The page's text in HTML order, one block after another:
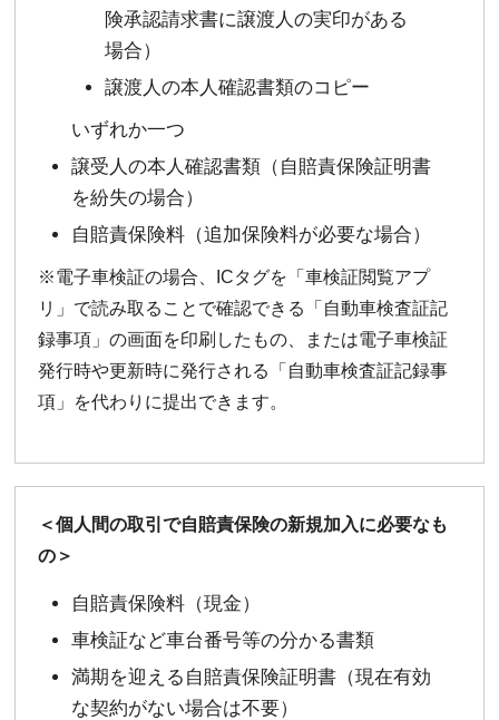
険承認請求書に譲渡人の実印がある
場合）
譲渡人の本人確認書類のコピー
いずれか一つ
譲受人の本人確認書類（自賠責保険証明書
を紛失の場合）
自賠責保険料（追加保険料が必要な場合）
※電子車検証の場合、ICタグを「車検証閲覧アプ
リ」で読み取ることで確認できる「自動車検査証記
録事項」の画面を印刷したもの、または電子車検証
発行時や更新時に発行される「自動車検査証記録事
項」を代わりに提出できます。
＜個人間の取引で自賠責保険の新規加入に必要なも
の＞
自賠責保険料（現金）
車検証など車台番号等の分かる書類
満期を迎える自賠責保険証明書（現在有効
な契約がない場合は不要）